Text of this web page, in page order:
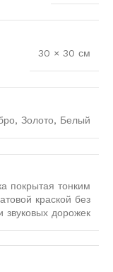
30 × 30 см
Золото, Белый
покрытая тонким
краской без
звуковых дорожек